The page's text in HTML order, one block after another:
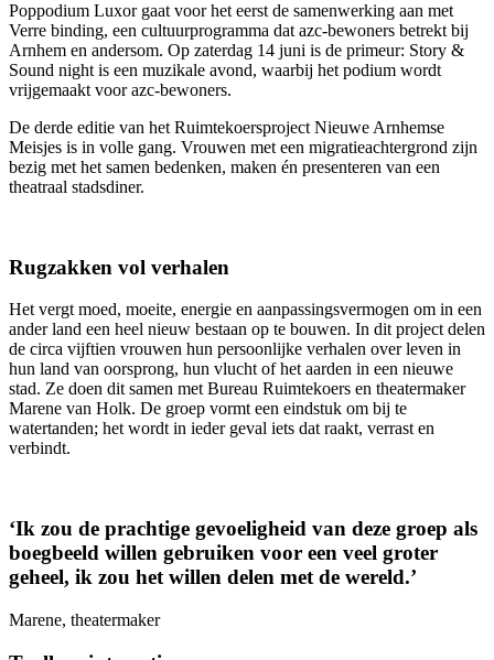
Poppodium Luxor gaat voor het eerst de samenwerking aan met
Verre binding, een cultuurprogramma dat azc-bewoners betrekt bij
Arnhem en andersom. Op zaterdag 14 juni is de primeur: Story &
Sound night is een muzikale avond, waarbij het podium wordt
vrijgemaakt voor azc-bewoners.
De derde editie van het Ruimtekoersproject Nieuwe Arnhemse
Meisjes is in volle gang. Vrouwen met een migratieachtergrond zijn
bezig met het samen bedenken, maken én presenteren van een
theatraal stadsdiner.
Rugzakken vol verhalen
Het vergt moed, moeite, energie en aanpassingsvermogen om in een
ander land een heel nieuw bestaan op te bouwen. In dit project delen
de circa vijftien vrouwen hun persoonlijke verhalen over leven in
hun land van oorsprong, hun vlucht of het aarden in een nieuwe
stad. Ze doen dit samen met Bureau Ruimtekoers en theatermaker
Marene van Holk. De groep vormt een eindstuk om bij te
watertanden; het wordt in ieder geval iets dat raakt, verrast en
verbindt.
‘Ik zou de prachtige gevoeligheid van deze groep als
boegbeeld willen gebruiken voor een veel groter
geheel, ik zou het willen delen met de wereld.’
Marene, theatermaker